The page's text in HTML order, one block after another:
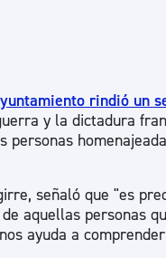
Actualidad
Noticias
Avisos
rindió un
y la dictadura
personas
señaló que "es
aquellas personas
ayuda a